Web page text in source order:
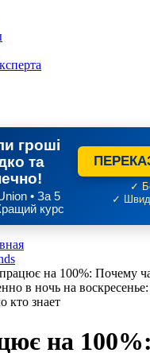
гроші
та
• За 5
курс
✓
✓
на 100%: Почему
в ночь на
кто знает
на